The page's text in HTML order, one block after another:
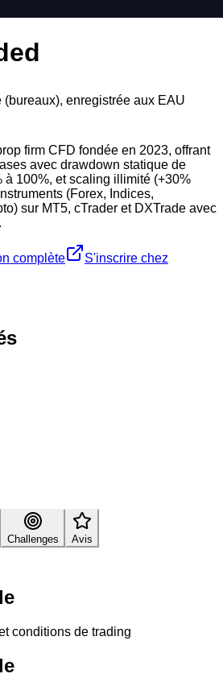
(bureaux), enregistrée aux EAU
firm CFD fondée en 2023, offrant
avec drawdown statique de
à 100%, et scaling illimité (+30%
(Forex, Indices,
sur MT5, cTrader et DXTrade avec
complète
S'inscrire chez
Challenges Avis
conditions de trading